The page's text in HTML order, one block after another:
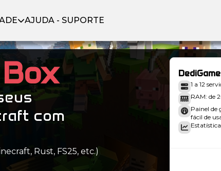
AJUDA - SUPORTE
com
Rust, FS25, etc.)
1 a 12
RAM: de
Painel de
fácil de